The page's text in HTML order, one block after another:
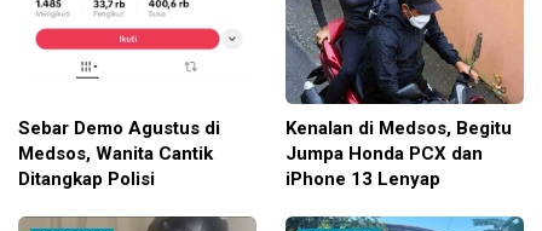
Sebar Demo Agustus di
Medsos, Wanita Cantik
Ditangkap Polisi
Kenalan di Medsos, Begitu
Jumpa Honda PCX dan
iPhone 13 Lenyap